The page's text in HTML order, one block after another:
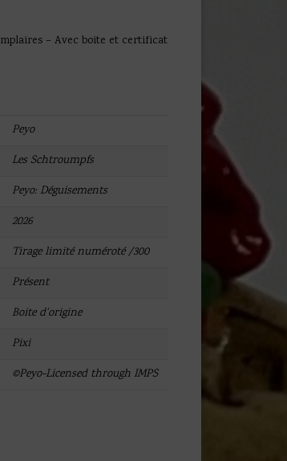
– Avec boite et certificat
Peyo
Les Schtroumpfs
Peyo: Déguisements
2026
Tirage limité numéroté /300
Présent
Boite d'origine
Pixi
©Peyo-Licensed through IMPS